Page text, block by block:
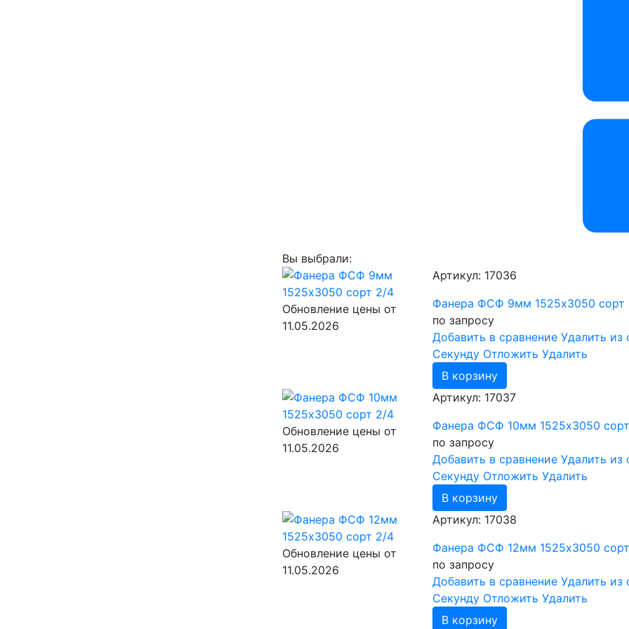
Вы выбрали:
Обновление цены от
11.05.2026
Артикул: 17036
Фанера ФСФ 9мм 1525х3050 сорт
по запросу
Добавить в сравнение Удалить из
CекундуОтложить Удалить
В корзину
Обновление цены от
11.05.2026
Артикул: 17037
Фанера ФСФ 10мм 1525х3050
по запросу
Добавить в сравнение Удалить из
CекундуОтложить Удалить
В корзину
Обновление цены от
11.05.2026
Артикул: 17038
Фанера ФСФ 12мм 1525х3050
по запросу
Добавить в сравнение Удалить из
CекундуОтложить Удалить
В корзину